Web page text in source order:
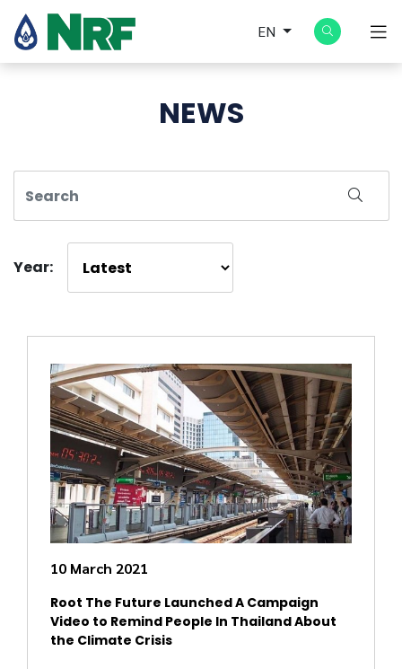
EN
NEWS
Year:
10 March 2021
Root The Future Launched A Campaign
Video to Remind People In Thailand About
the Climate Crisis